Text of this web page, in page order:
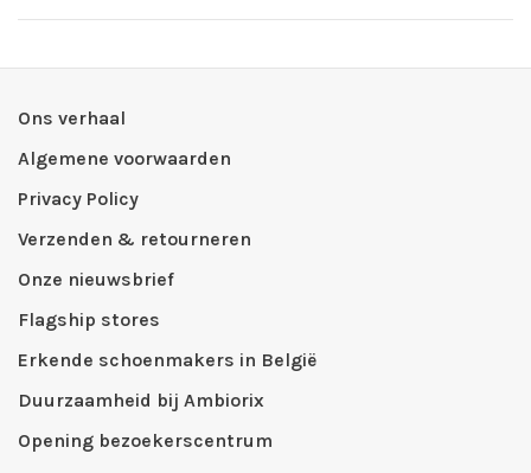
Ons verhaal
Algemene voorwaarden
Privacy Policy
Verzenden & retourneren
Onze nieuwsbrief
Flagship stores
Erkende schoenmakers in België
Duurzaamheid bij Ambiorix
Opening bezoekerscentrum